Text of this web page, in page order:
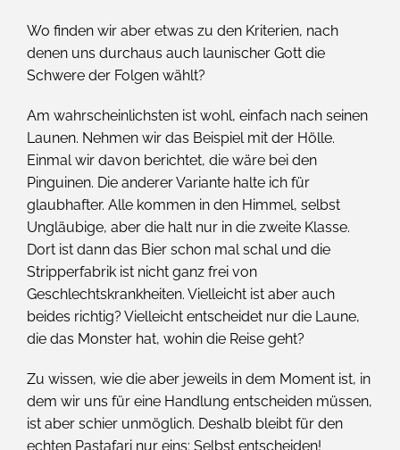
Wo finden wir aber etwas zu den Kriterien, nach
denen uns durchaus auch launischer Gott die
Schwere der Folgen wählt?
Am wahrscheinlichsten ist wohl, einfach nach seinen
Launen. Nehmen wir das Beispiel mit der Hölle.
Einmal wir davon berichtet, die wäre bei den
Pinguinen. Die anderer Variante halte ich für
glaubhafter. Alle kommen in den Himmel, selbst
Ungläubige, aber die halt nur in die zweite Klasse.
Dort ist dann das Bier schon mal schal und die
Stripperfabrik ist nicht ganz frei von
Geschlechtskrankheiten. Vielleicht ist aber auch
beides richtig? Vielleicht entscheidet nur die Laune,
die das Monster hat, wohin die Reise geht?
Zu wissen, wie die aber jeweils in dem Moment ist, in
dem wir uns für eine Handlung entscheiden müssen,
ist aber schier unmöglich. Deshalb bleibt für den
echten Pastafari nur eins: Selbst entscheiden!